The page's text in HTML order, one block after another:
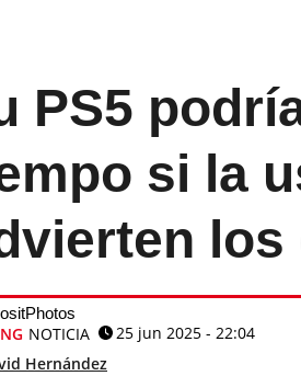
PS5
si la
NOTICIA
25 jun 2025 - 22:04
Hernández